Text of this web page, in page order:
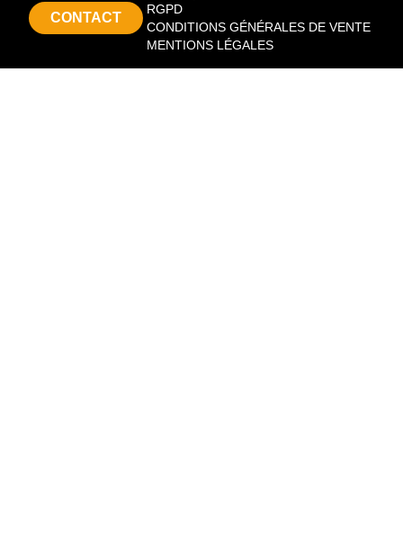
CONTACT
RGPD
CONDITIONS GÉNÉRALES DE VENTE
MENTIONS LÉGALES